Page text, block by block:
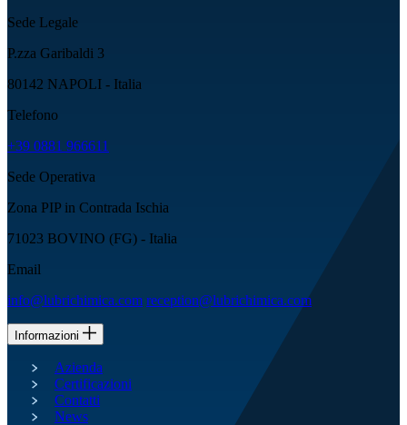
Sede Legale
P.zza Garibaldi 3
80142 NAPOLI - Italia
Telefono
+39 0881 966611
Sede Operativa
Zona PIP in Contrada Ischia
71023 BOVINO (FG) - Italia
Email
info@lubrichimica.com reception@lubrichimica.com
Informazioni
Azienda
Certificazioni
Contatti
News